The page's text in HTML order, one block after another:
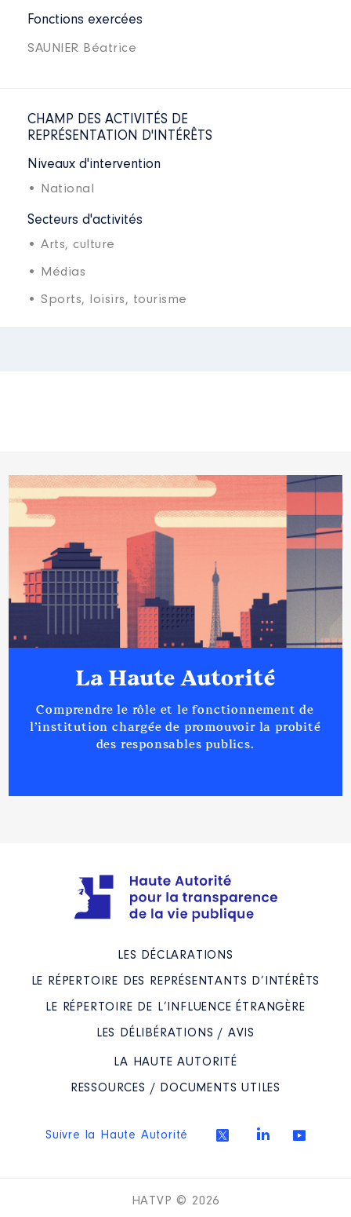
Fonctions exercées
SAUNIER Béatrice
CHAMP DES ACTIVITÉS DE
REPRÉSENTATION D'INTÉRÊTS
Niveaux d'intervention
• National
Secteurs d'activités
• Arts, culture
• Médias
• Sports, loisirs, tourisme
La Haute Autorité
Comprendre le rôle et le fonctionnement de
l’institution chargée de promouvoir la probité
des responsables publics.
LES DÉCLARATIONS
LE RÉPERTOIRE DES REPRÉSENTANTS D’INTÉRÊTS
LE RÉPERTOIRE DE L’INFLUENCE ÉTRANGÈRE
LES DÉLIBÉRATIONS / AVIS
LA HAUTE AUTORITÉ
RESSOURCES / DOCUMENTS UTILES
Suivre la Haute Autorité
HATVP © 2026